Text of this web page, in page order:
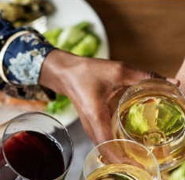
免費領取優惠券